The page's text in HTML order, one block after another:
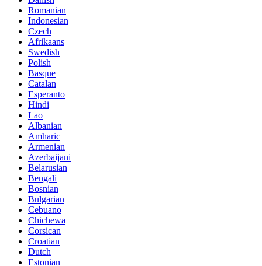
Romanian
Indonesian
Czech
Afrikaans
Swedish
Polish
Basque
Catalan
Esperanto
Hindi
Lao
Albanian
Amharic
Armenian
Azerbaijani
Belarusian
Bengali
Bosnian
Bulgarian
Cebuano
Chichewa
Corsican
Croatian
Dutch
Estonian